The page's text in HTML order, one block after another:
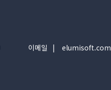
이메일 elumisoft.com